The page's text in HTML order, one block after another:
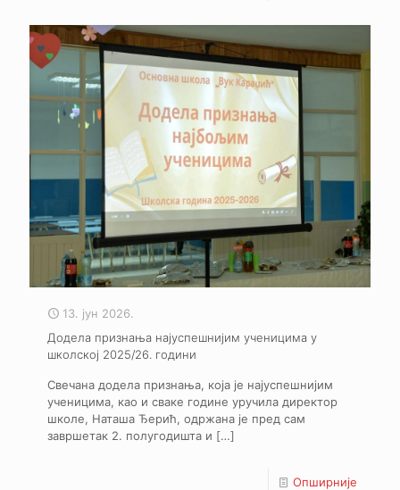
13. јун 2026.
Додела признања најуспешнијим ученицима у
школској 2025/26. години
Свечана додела признања, која је најуспешнијим
ученицима, као и сваке године уручила директор
школе, Наташа Ђерић, одржана је пред сам
завршетак 2. полугодишта и […]
Опширније